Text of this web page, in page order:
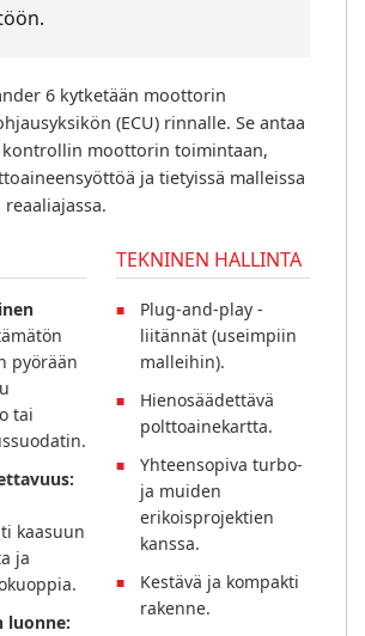
6 kytketään moottorin
(ECU) rinnalle. Se antaa
moottorin toimintaan,
ja tietyissä malleissa
reaaliajassa.
pyörään
tai
kaasuun
ja
luonne:
TEKNINEN HALLINTA
Plug-and-play -
liitännät (useimpiin
malleihin).
Hienosäädettävä
polttoainekartta.
Yhteensopiva turbo-
ja muiden
erikoisprojektien
kanssa.
Kestävä ja kompakti
rakenne.